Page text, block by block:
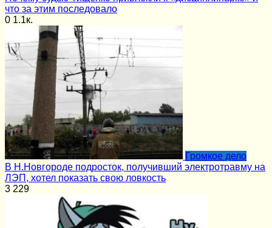
что за этим последовало
0 1.1к.
Громкое дело
В Н.Новгороде подросток, получивший электротравму на
ЛЭП, хотел показать свою ловкость
3 229